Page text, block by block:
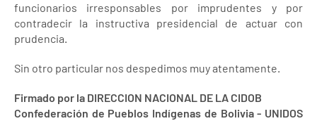
funcionarios irresponsables por imprudentes y por
contradecir la instructiva presidencial de actuar con
prudencia.
Sin otro particular nos despedimos muy atentamente.
Firmado por la DIRECCION NACIONAL DE LA CIDOB
Confederación de Pueblos Indígenas de Bolivia - UNIDOS